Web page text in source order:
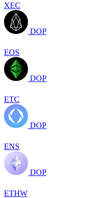
XEC
DOP
EOS
DOP
ETC
DOP
ENS
DOP
ETHW